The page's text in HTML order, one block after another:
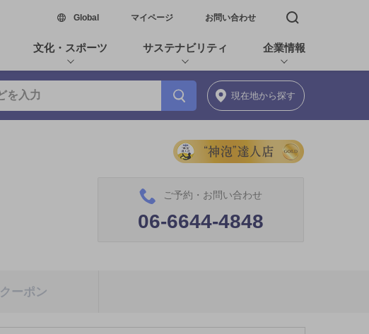
Global新しいウィンドウで開く
マイページ お問い合わせ 検索窓を開く
文化・スポーツ サステナビリティ 企業情報
現在地から探す
ご予約・お問い合わせ
06-6644-4848
クーポン